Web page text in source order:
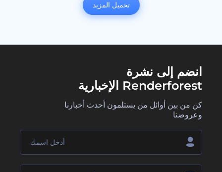
تحميل المزيد
انضم إلى نشرة
Renderforest الإخبارية
كن من بين أوائل من يستلمون أحدث أخبارنا
وعروضنا